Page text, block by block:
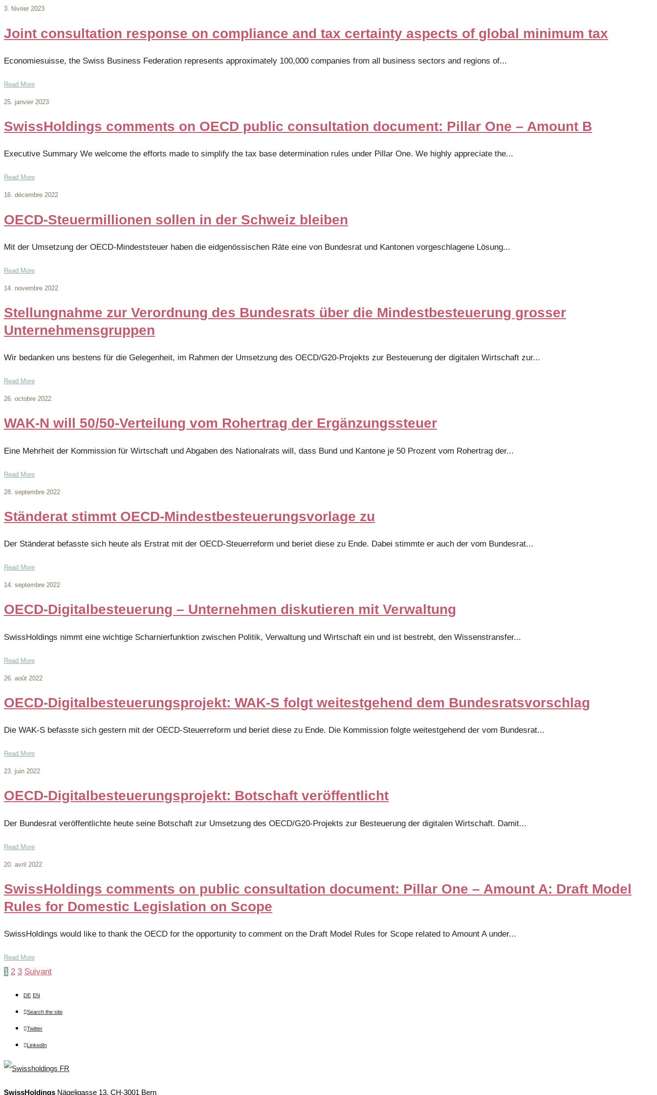
3. février 2023
Joint consultation response on compliance and tax certainty aspects of global minimum tax
Economiesuisse, the Swiss Business Federation represents approximately 100,000 companies from all business sectors and regions of...
Read More
25. janvier 2023
SwissHoldings comments on OECD public consultation document: Pillar One – Amount B
Executive Summary We welcome the efforts made to simplify the tax base determination rules under Pillar One. We highly appreciate the...
Read More
16. décembre 2022
OECD-Steuermillionen sollen in der Schweiz bleiben
Mit der Umsetzung der OECD-Mindeststeuer haben die eidgenössischen Räte eine von Bundesrat und Kantonen vorgeschlagene Lösung...
Read More
14. novembre 2022
Stellungnahme zur Verordnung des Bundesrats über die Mindestbesteuerung grosser
Unternehmensgruppen
Wir bedanken uns bestens für die Gelegenheit, im Rahmen der Umsetzung des OECD/G20-Projekts zur Besteuerung der digitalen Wirtschaft zur...
Read More
26. octobre 2022
WAK-N will 50/50-Verteilung vom Rohertrag der Ergänzungssteuer
Eine Mehrheit der Kommission für Wirtschaft und Abgaben des Nationalrats will, dass Bund und Kantone je 50 Prozent vom Rohertrag der...
Read More
28. septembre 2022
Ständerat stimmt OECD-Mindestbesteuerungsvorlage zu
Der Ständerat befasste sich heute als Erstrat mit der OECD-Steuerreform und beriet diese zu Ende. Dabei stimmte er auch der vom Bundesrat...
Read More
14. septembre 2022
OECD-Digitalbesteuerung – Unternehmen diskutieren mit Verwaltung
SwissHoldings nimmt eine wichtige Scharnierfunktion zwischen Politik, Verwaltung und Wirtschaft ein und ist bestrebt, den Wissenstransfer...
Read More
26. août 2022
OECD-Digitalbesteuerungsprojekt: WAK-S folgt weitestgehend dem Bundesratsvorschlag
Die WAK-S befasste sich gestern mit der OECD-Steuerreform und beriet diese zu Ende. Die Kommission folgte weitestgehend der vom Bundesrat...
Read More
23. juin 2022
OECD-Digitalbesteuerungsprojekt: Botschaft veröffentlicht
Der Bundesrat veröffentlichte heute seine Botschaft zur Umsetzung des OECD/G20-Projekts zur Besteuerung der digitalen Wirtschaft. Damit...
Read More
20. avril 2022
SwissHoldings comments on public consultation document: Pillar One – Amount A: Draft Model
Rules for Domestic Legislation on Scope
SwissHoldings would like to thank the OECD for the opportunity to comment on the Draft Model Rules for Scope related to Amount A under...
Read More
Pagination
publications
1 2 3 Suivant
DE EN
Search the site
Twitter
LinkedIn
SwissHoldings Nägeligasse 13, CH-3001 Bern